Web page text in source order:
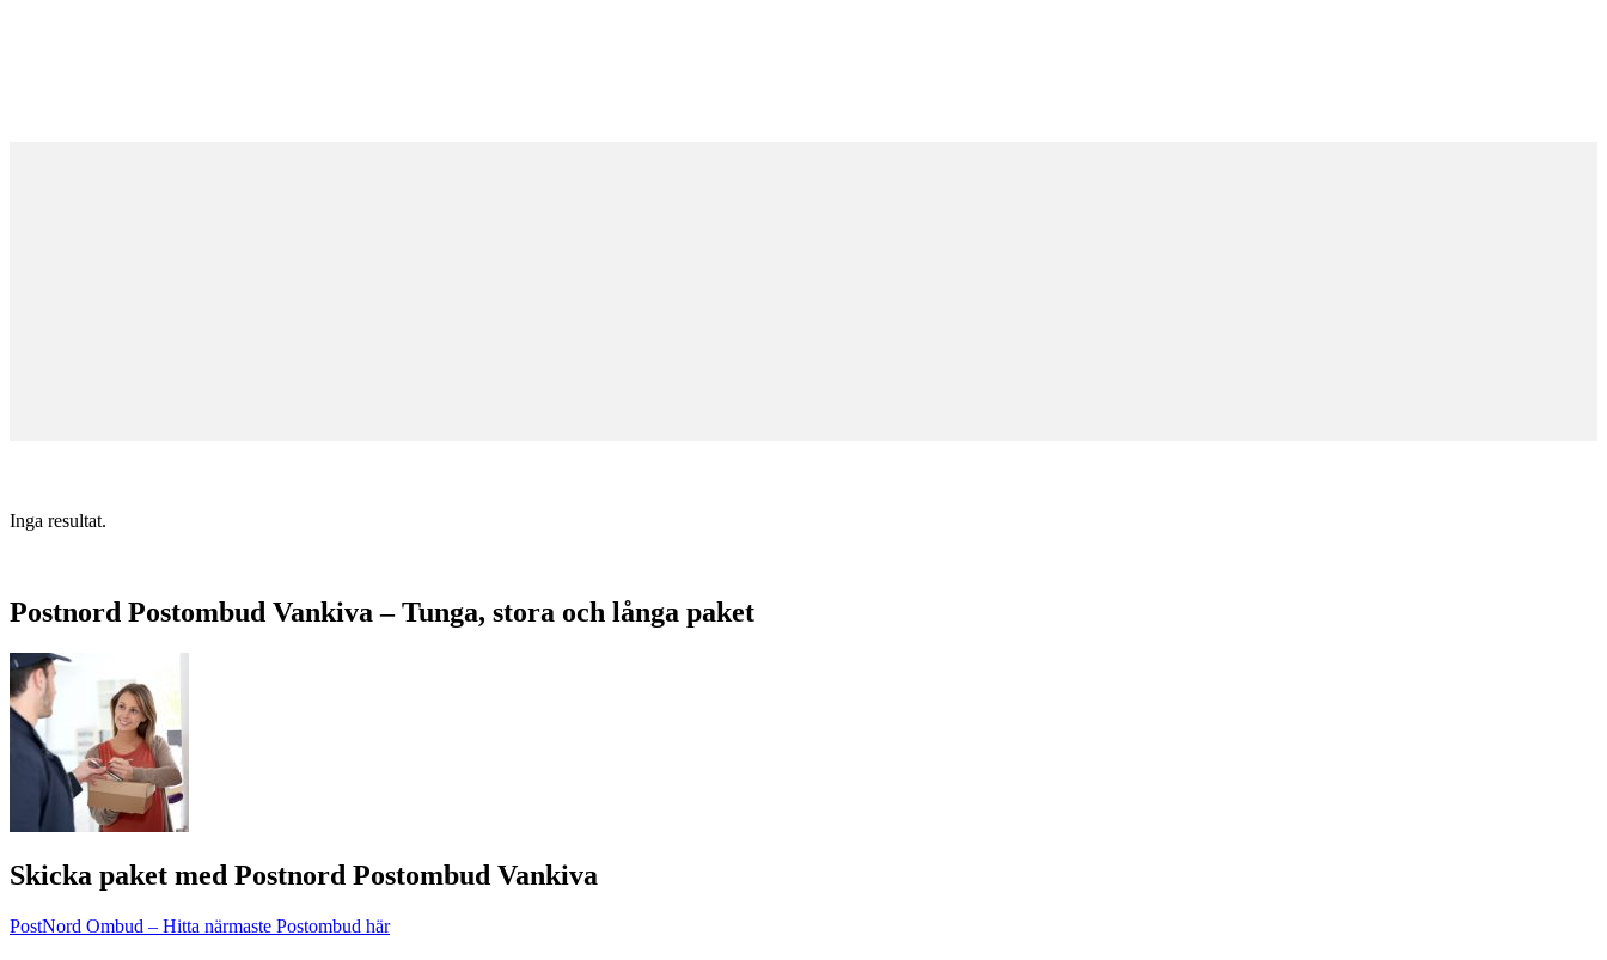
Inga resultat.
Postnord Postombud Vankiva – Tunga, stora och långa paket
Skicka paket med Postnord Postombud Vankiva
PostNord Ombud – Hitta närmaste Postombud här